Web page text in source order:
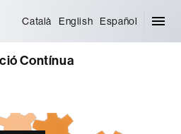
Català English Español
Contínua